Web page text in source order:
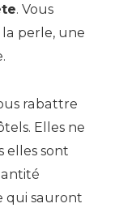
. Vous
perle, une
rabattre
Elles ne
elles sont
qui sauront